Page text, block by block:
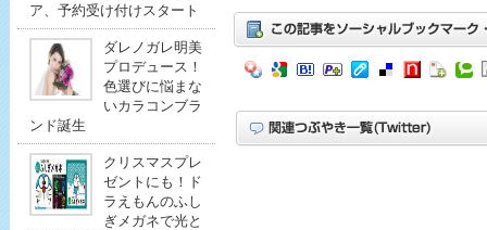
ア、予約受け付けスタート
ダレノガレ明美
プロデュース！
色選びに悩まな
いカラコンブラ
ンド誕生
クリスマスプレ
ゼントにも！ド
ラえもんのふし
ぎメガネで光と